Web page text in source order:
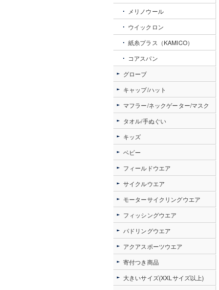
メリノウール
ウイックロン
紙糸プラス（KAMICO）
コアスパン
グローブ
キャップ/ハット
マフラー/ネックゲーター/マスク
タオル/手ぬぐい
キッズ
ベビー
フィールドウエア
サイクルウエア
モーターサイクリングウエア
フィッシングウエア
パドリングウエア
アクアスポーツウエア
寄付つき商品
大きいサイズ(XXLサイズ以上)